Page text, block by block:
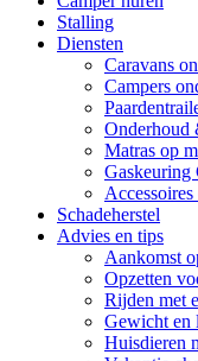
Stalling
Diensten
Caravans
Campers
Onderhoud
Matras op
Gaskeuring
Accessoires
Schadeherstel
Advies en tips
Aankomst
Opzetten
Rijden met
Gewicht en
Huisdieren